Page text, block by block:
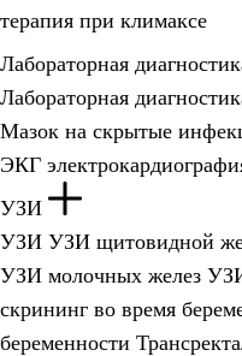
терапия при климаксе
Лабораторная
Лабораторная
Мазок на скрытые
ЭКГ
УЗИ
УЗИ УЗИ щитовидной
УЗИ молочных желез
скрининг во время
беременности